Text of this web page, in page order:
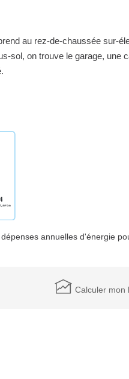
au rez-de-chaussée sur-
sol, on trouve le garage, une
annuelles d'énergie
Calculer mon